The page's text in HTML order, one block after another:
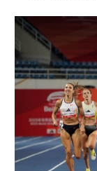
辽宁
浙江
山东
广东
四川